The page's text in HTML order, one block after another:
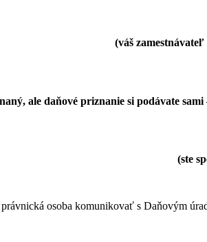
(váš
ale daňové priznanie si podávate
(ste
osoba komunikovať s Daňovým